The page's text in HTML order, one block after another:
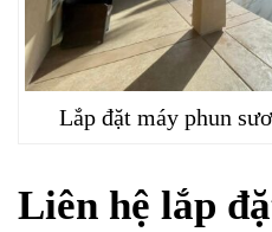
Lắp đặt máy phun
Liên hệ lắp